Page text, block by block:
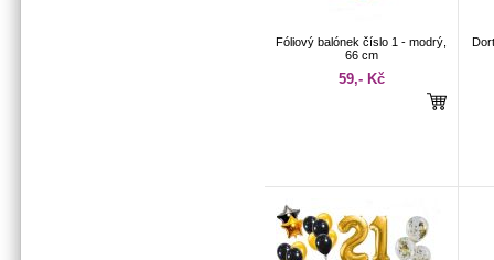
Fóliový balónek číslo 1 - modrý,
66 cm
59,- Kč